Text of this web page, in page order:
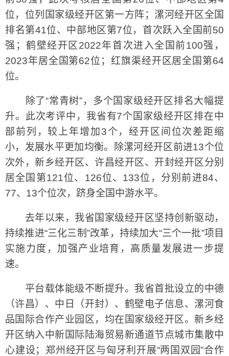
位，位列国家级经开区第一方阵；漯河经开区全国
排名第41位、中部地区第7位，首次跃入全国前50
强；鹤壁经开区2022年首次进入全国前100强，
2023年居全国第62位；红旗渠经开区居全国第64
位。
除了“常青树”，多个国家级经开区排名大幅提
升。此次考评中，我省有7个国家级经开区排在中
部前列，较上年增加3个，经开区间位次差距缩
小，发展水平更加均衡。除漯河经开区前进13个位
次外，新乡经开区、许昌经开区、开封经开区分别
居全国第121位、126位、133位，分别前进84、
77、13个位次，跻身全国中游水平。
去年以来，我省国家级经开区坚持创新驱动，
持续推进“三化三制”改革，持续加大“三个一批”项目
实施力度，加强产业培育，高质量发展进一步提
速。
平台载体能级不断提升。我省首批设立的中德
（许昌）、中日（开封）、鹤壁电子信息、漯河食
品国际合作产业园区，均在国家级经开区。新乡经
开区纳入中新国际陆海贸易新通道节点城市集散中
心建设；郑州经开区与匈牙利开展“两国双园”合作